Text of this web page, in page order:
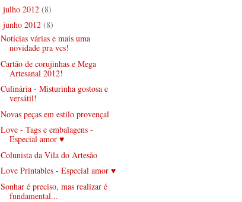
julho 2012 (8)
junho 2012 (8)
Notícias várias e mais uma
novidade pra vcs!
Cartão de corujinhas e Mega
Artesanal 2012!
Culinária - Misturinha gostosa e
versátil!
Novas peças em estilo provençal
Love - Tags e embalagens -
Especial amor ♥
Colunista da Vila do Artesão
Love Printables - Especial amor ♥
Sonhar é preciso, mas realizar é
fundamental...